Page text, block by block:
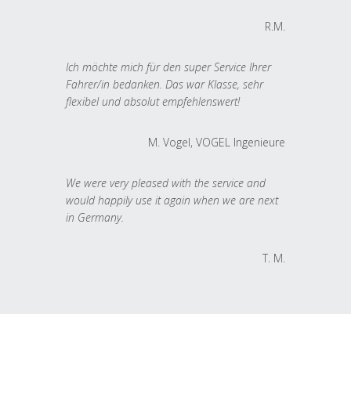
R.M.
Ich möchte mich für den super Service Ihrer
Fahrer/in bedanken. Das war Klasse, sehr
flexibel und absolut empfehlenswert!
M. Vogel, VOGEL Ingenieure
We were very pleased with the service and
would happily use it again when we are next
in Germany.
T. M.